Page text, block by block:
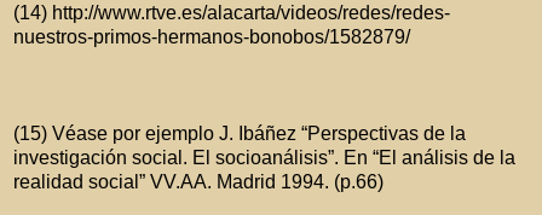
(14) http://www.rtve.es/alacarta/videos/redes/redes-
nuestros-primos-hermanos-bonobos/1582879/
(15) Véase por ejemplo J. Ibáñez “Perspectivas de la
investigación social. El socioanálisis”. En “El análisis de la
realidad social” VV.AA. Madrid 1994. (p.66)